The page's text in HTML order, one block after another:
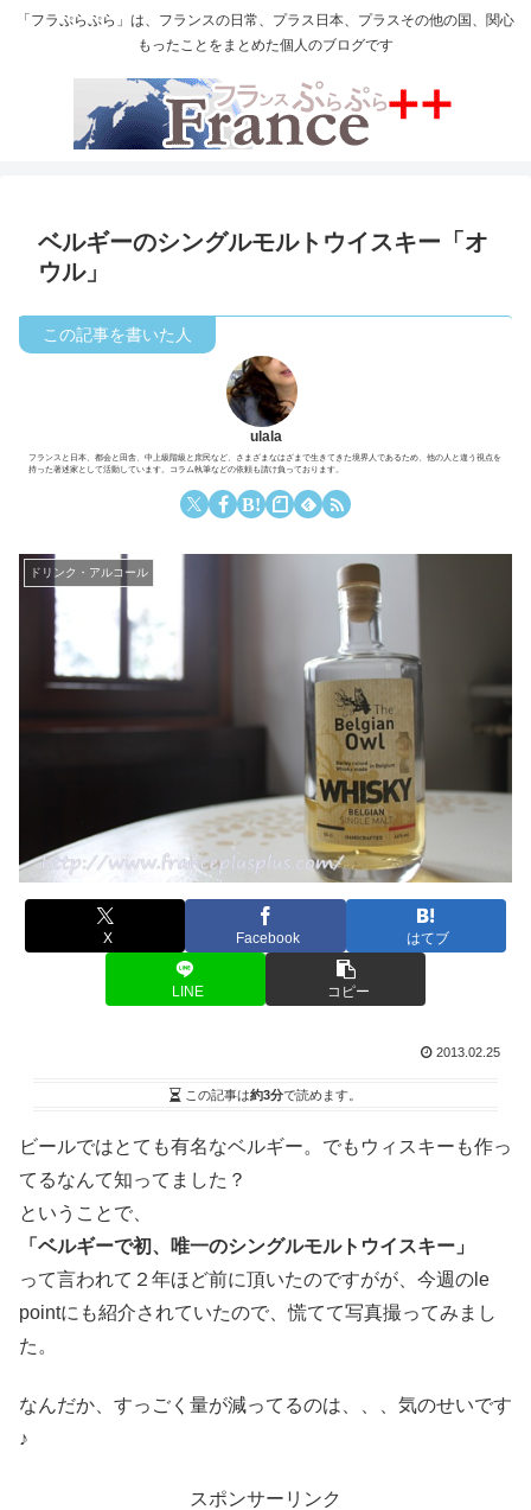
「フラぷらぷら」は、フランスの日常、プラス日本、プラスその他の国、関心
もったことをまとめた個人のブログです
ベルギーのシングルモルトウイスキー「オ
ウル」
ulala
フランスと日本、都会と田舎、中上級階級と庶民など、さまざまなはざまで生きてきた境界人であるため、他の人と違う視点を
持った著述家として活動しています。コラム執筆などの依頼も請け負っております。
ドリンク・アルコール
X Facebook はてブ
LINE コピー
2013.02.25
この記事は約3分で読めます。
ビールではとても有名なベルギー。でもウィスキーも作っ
てるなんて知ってました？
ということで、
「ベルギーで初、唯一のシングルモルトウイスキー」
って言われて２年ほど前に頂いたのですがが、今週のle
pointにも紹介されていたので、慌てて写真撮ってみまし
た。
なんだか、すっごく量が減ってるのは、、、気のせいです
♪
スポンサーリンク